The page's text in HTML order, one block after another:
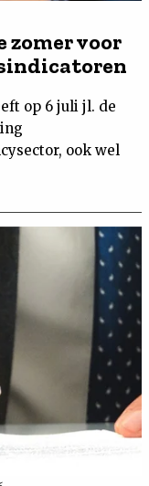
voor
op 6 juli jl. de
ook wel